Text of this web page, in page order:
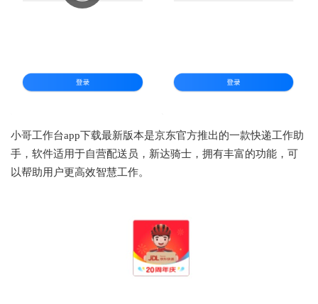
小哥工作台app下载最新版本是京东官方推出的一款快递工作助
手，软件适用于自营配送员，新达骑士，拥有丰富的功能，可
以帮助用户更高效智慧工作。